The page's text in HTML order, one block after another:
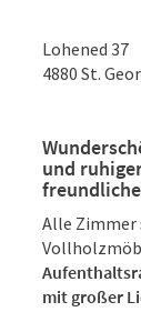
Lohened 37
4880 St.
und
Alle Zimmer
mit großer